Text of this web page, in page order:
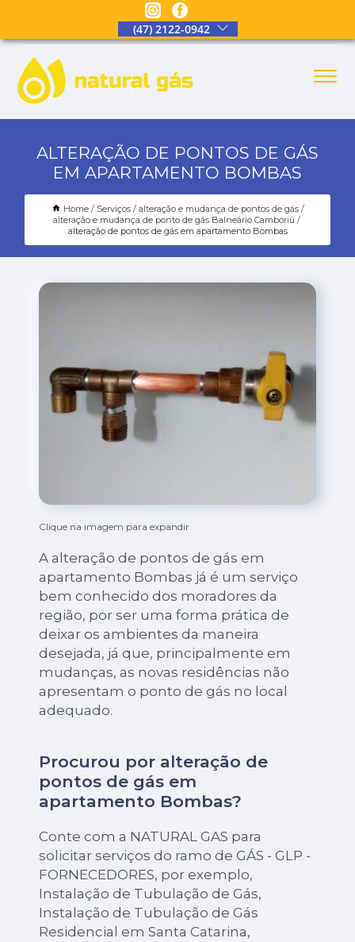
(47) 2122-0942
ALTERAÇÃO DE PONTOS DE GÁS
EM APARTAMENTO BOMBAS
Home Serviços
alteração e mudança de pontos de gás
alteração e mudança de ponto de gás Balneário Camboriú
alteração de pontos de gás em apartamento Bombas
Clique na imagem para expandir
A alteração de pontos de gás em
apartamento Bombas já é um serviço
bem conhecido dos moradores da
região, por ser uma forma prática de
deixar os ambientes da maneira
desejada, já que, principalmente em
mudanças, as novas residências não
apresentam o ponto de gás no local
adequado.
Procurou por alteração de
pontos de gás em
apartamento Bombas?
Conte com a NATURAL GAS para
solicitar serviços do ramo de GÁS - GLP -
FORNECEDORES, por exemplo,
Instalação de Tubulação de Gás,
Instalação de Tubulação de Gás
Residencial em Santa Catarina,